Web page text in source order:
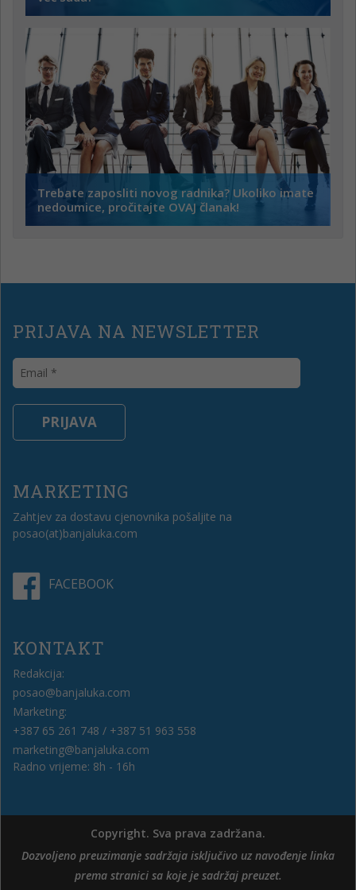
Trebate zaposliti novog radnika? Ukoliko imate
nedoumice, pročitajte OVAJ članak!
PRIJAVA NA NEWSLETTER
MARKETING
Zahtjev za dostavu cjenovnika pošaljite na
posao(at)banjaluka.com
FACEBOOK
KONTAKT
Redakcija:
posao@banjaluka.com
Marketing:
+387 65 261 748 / +387 51 963 558
marketing@banjaluka.com
Radno vrijeme: 8h - 16h
Copyright. Sva prava zadržana.
Dozvoljeno preuzimanje sadržaja isključivo uz navođenje linka
prema stranici sa koje je sadržaj preuzet.